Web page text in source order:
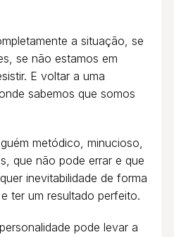
a situação, se
se não estamos em
E voltar a uma
sabemos que somos
metódico, minucioso,
que não pode errar e que
inevitabilidade de forma
ter um resultado perfeito.
pode levar a